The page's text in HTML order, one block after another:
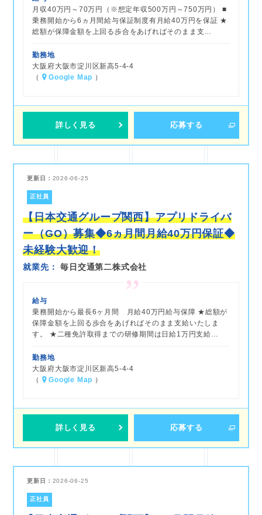
月収40万円～70万円（※想定年収500万円～750万円） ■
乗務開始から6ヵ月間給与保証制度有月給40万円を保証 ★
総額が保障金額を上回る歩合をあげればそのまま支…
勤務地
大阪府大阪市淀川区新高5-4-4
（
Google Map ）
詳しく見る 応募する
更新日： 2026-06-25
正社員
【日本交通グループ関西】アプリドライバ
ー（GO）募集◆6ヵ月間月給40万円保証◆
未経験大歓迎！
就業先 毎日交通第二株式会社
給与
乗務開始から最長6ヶ月間 月給40万円給与保障 ★総額が
保障金額を上回る歩合をあげればそのまま支給いたしま
す。 ★二種免許取得までの研修期間は日給1万円支給…
勤務地
大阪府大阪市淀川区新高5-4-4
（
Google Map ）
詳しく見る 応募する
更新日： 2026-06-25
正社員